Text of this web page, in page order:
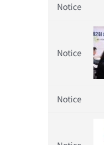
Notice
Notice
Notice